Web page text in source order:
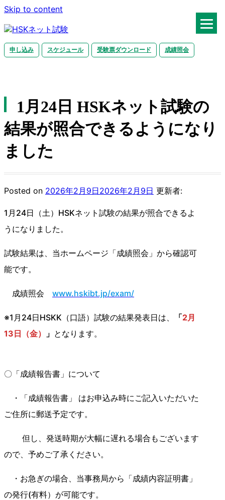
Skip to content
HSKネット試験
申し込み スケジュール 受験票ダウンロード 成績照会
1月24日 HSKネット試験の
結果が照合できるようになり
ました
Posted on 2026年2月9日2026年2月9日 更新者:
1月24日（土）HSKネット試験の結果が照合できるよ
うになりました。
試験結果は、当ホームページ「成績照会」から確認可
能です。
成績照会 www.hskibt.jp/exam/
※1月24日HSKK（口語）試験の結果発表日は、 「2月
13日（金）
」 となります。
〇「成績報告書」について
・「成績報告書」 はお申込み時にご記入いただいた
ご住所に郵送予定です。
但し、発送時期が大幅に遅れる場合もございます
ので、予めご了承ください。
・お急ぎの場合、当事務局から「成績内容証明書」
の発行(有料）が可能です。